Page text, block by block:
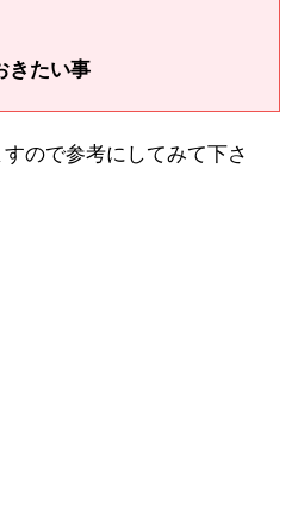
きたい事
ので参考にしてみて下さ